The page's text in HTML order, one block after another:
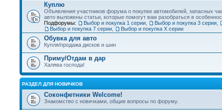
Куплю
Объявления участников форума о покупке автомобилей, запасных
авто выложены статьи, которые помогут вам разобраться в
Подфорумы:
Выбор и покупка 1 серии Выбор и покупка 3 серии
Выбор и покупка 7 серии
Выбор и покупка Х серии
Обувка для авто
Купля/продажа дисков и шин
Приму/Отдам в дар
Халява господа!
РАЗДЕЛ ДЛЯ НОВИЧКОВ
Соконфетники Welcome!
Знакомство с новичками, общие вопросы по форуму.